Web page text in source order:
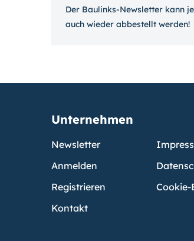
Der Baulinks-Newsletter kann
auch wieder ab­bestellt werden!
Unternehmen
Newsletter
Anmelden
Registrieren
Kontakt
Cookie-